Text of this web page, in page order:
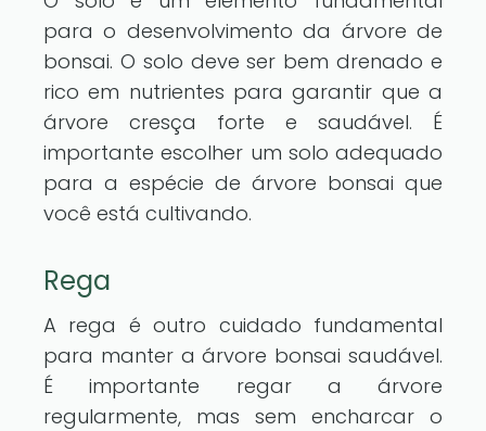
para o desenvolvimento da árvore de
bonsai. O solo deve ser bem drenado e
rico em nutrientes para garantir que a
árvore cresça forte e saudável. É
importante escolher um solo adequado
para a espécie de árvore bonsai que
você está cultivando.
Rega
A rega é outro cuidado fundamental
para manter a árvore bonsai saudável.
É importante regar a árvore
regularmente, mas sem encharcar o